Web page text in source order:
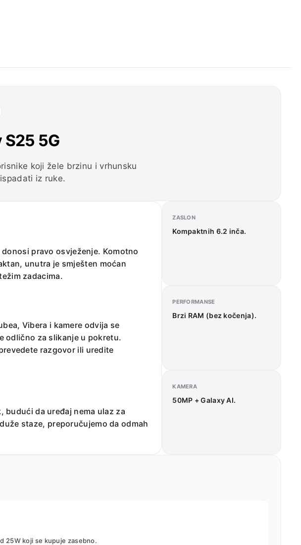
5G
koji žele brzinu i vrhunsku
iz ruke.
pravo osvježenje. Komotno
unutra je smješten moćan
zadacima.
Vibera i kamere odvija se
odlično za slikanje u pokretu.
razgovor ili uredite
budući da uređaj nema ulaz za
staze, preporučujemo da odmah
ZASLON
Kompaktnih 6.2 inča.
PERFORMANSE
Brzi RAM (bez kočenja).
KAMERA
50MP + Galaxy AI.
25W koji se kupuje zasebno.